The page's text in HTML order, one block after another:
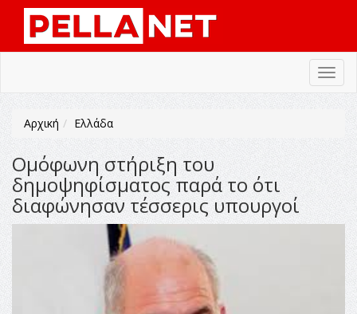
Αρχική Ελλάδα
Ομόφωνη στήριξη του
δημοψηφίσματος παρά το ότι
διαφώνησαν τέσσερις υπουργοί